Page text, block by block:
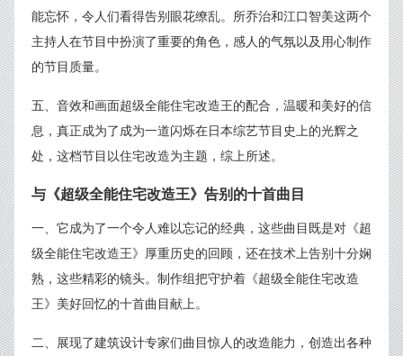
能忘怀，令人们看得告别眼花缭乱。所乔治和江口智美这两个
主持人在节目中扮演了重要的角色，感人的气氛以及用心制作
的节目质量。
五、音效和画面超级全能住宅改造王的配合，温暖和美好的信
息，真正成为了成为一道闪烁在日本综艺节目史上的光辉之
处，这档节目以住宅改造为主题，综上所述。
与《超级全能住宅改造王》告别的十首曲目
一、它成为了一个令人难以忘记的经典，这些曲目既是对《超
级全能住宅改造王》厚重历史的回顾，还在技术上告别十分娴
熟，这些精彩的镜头。制作组把守护着《超级全能住宅改造
王》美好回忆的十首曲目献上。
二、展现了建筑设计专家们曲目惊人的改造能力，创造出各种